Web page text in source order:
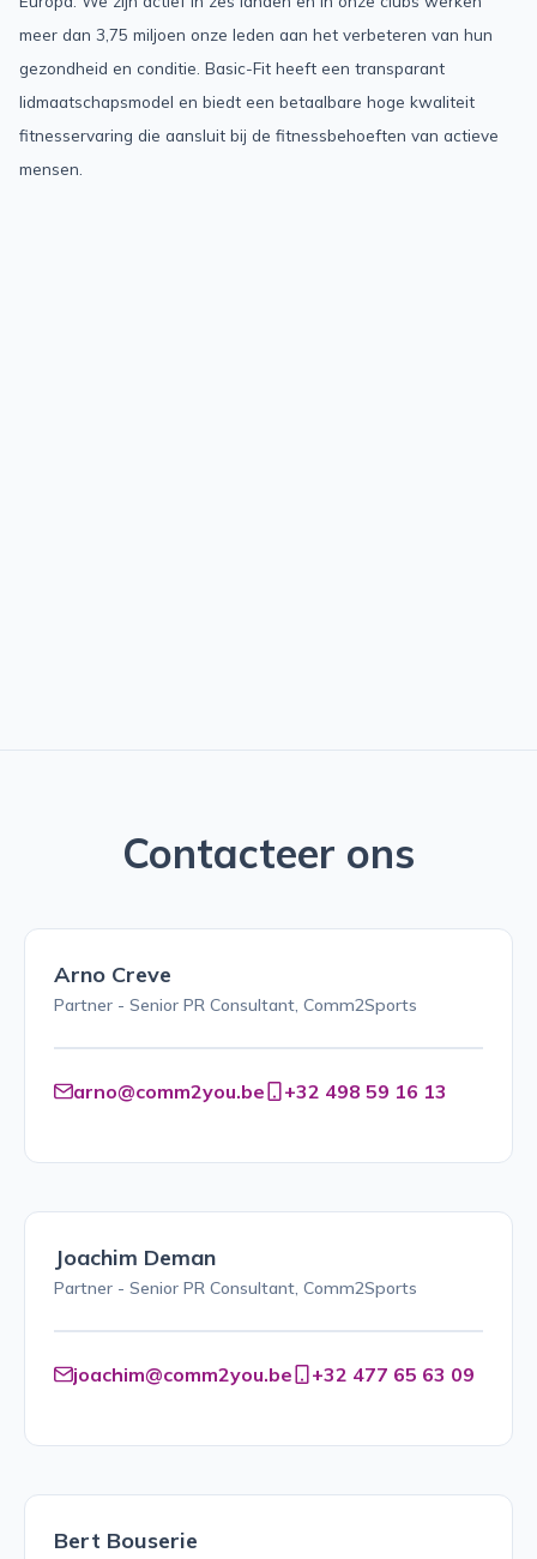
meer dan 3,75 miljoen onze leden aan het verbeteren van hun
gezondheid en conditie. Basic-Fit heeft een transparant
lidmaatschapsmodel en biedt een betaalbare hoge kwaliteit
fitnesservaring die aansluit bij de fitnessbehoeften van actieve
mensen.
Contacteer ons
Arno Creve
Partner - Senior PR Consultant, Comm2Sports
arno@comm2you.be +32 498 59 16 13
Joachim Deman
Partner - Senior PR Consultant, Comm2Sports
joachim@comm2you.be +32 477 65 63 09
Bert Bouserie